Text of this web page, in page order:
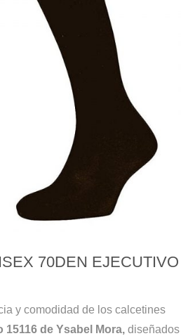
70DEN EJECUTIVO
y comodidad de los calcetines
15116 de Ysabel Mora, diseñados